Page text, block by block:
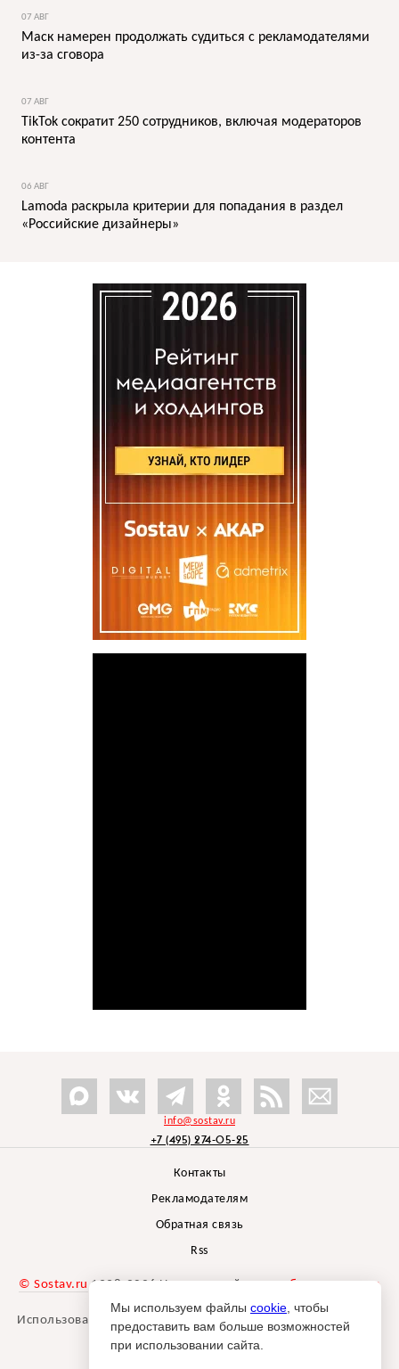
07 АВГ
Маск намерен продолжать судиться с рекламодателями
из-за сговора
07 АВГ
TikTok сократит 250 сотрудников, включая модераторов
контента
06 АВГ
Lamoda раскрыла критерии для попадания в раздел
«Российские дизайнеры»
info@sostav.ru
+7 (495) 274-05-25
Контакты
Рекламодателям
Обратная связь
Rss
© Sostav.ru 1998-2026 Независимый проектбрендингового
агентства Depot
Использование материалов Sostav.ru допустимо только при
указании источника.
Мы используем файлы cookie , чтобы
предоставить вам больше возможностей
при использовании сайта.